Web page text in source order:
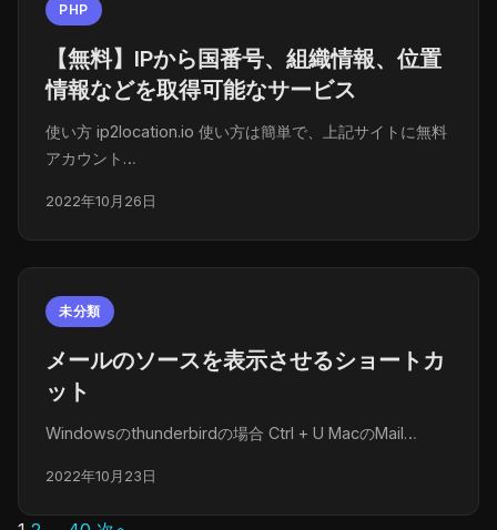
PHP
【無料】IPから国番号、組織情報、位置
情報などを取得可能なサービス
使い方 ip2location.io 使い方は簡単で、上記サイトに無料
アカウント…
2022年10月26日
未分類
メールのソースを表示させるショートカ
ット
Windowsのthunderbirdの場合 Ctrl + U MacのMail…
2022年10月23日